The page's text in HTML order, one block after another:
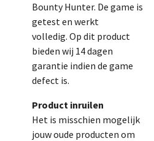
Bounty Hunter. De game is
getest en werkt
volledig. Op dit product
bieden wij 14 dagen
garantie indien de game
defect is.
Product inruilen
Het is misschien mogelijk
jouw oude producten om